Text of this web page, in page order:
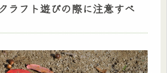
ラフト遊びの際に注意すべ